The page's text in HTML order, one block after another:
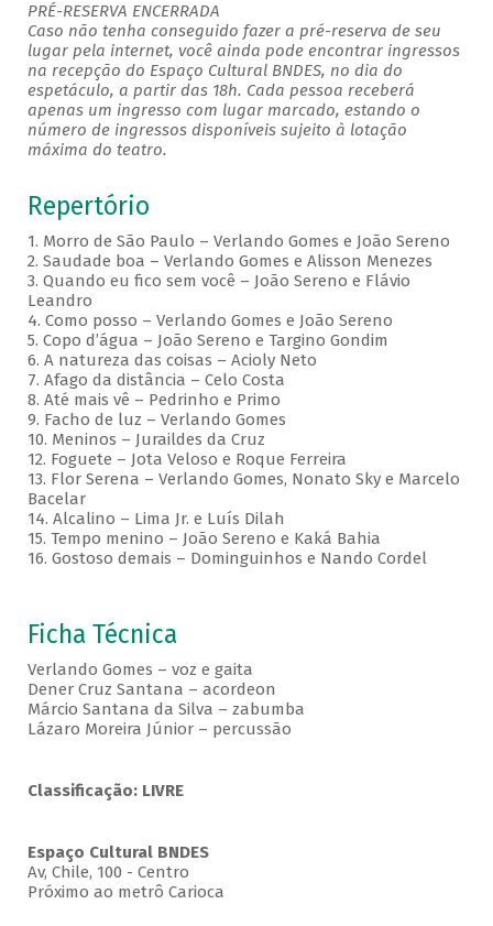
PRÉ-RESERVA ENCERRADA
Caso não tenha conseguido fazer a pré-reserva de seu
lugar pela internet, você ainda pode encontrar ingressos
na recepção do Espaço Cultural BNDES, no dia do
espetáculo, a partir das 18h. Cada pessoa receberá
apenas um ingresso com lugar marcado, estando o
número de ingressos disponíveis sujeito à lotação
máxima do teatro.
Repertório
1. Morro de São Paulo – Verlando Gomes e João Sereno
2. Saudade boa – Verlando Gomes e Alisson Menezes
3. Quando eu fico sem você – João Sereno e Flávio
Leandro
4. Como posso – Verlando Gomes e João Sereno
5. Copo d’água – João Sereno e Targino Gondim
6. A natureza das coisas – Acioly Neto
7. Afago da distância – Celo Costa
8. Até mais vê – Pedrinho e Primo
9. Facho de luz – Verlando Gomes
10. Meninos – Juraildes da Cruz
12. Foguete – Jota Veloso e Roque Ferreira
13. Flor Serena – Verlando Gomes, Nonato Sky e Marcelo
Bacelar
14. Alcalino – Lima Jr. e Luís Dilah
15. Tempo menino – João Sereno e Kaká Bahia
16. Gostoso demais – Dominguinhos e Nando Cordel
Ficha Técnica
Verlando Gomes – voz e gaita
Dener Cruz Santana – acordeon
Márcio Santana da Silva – zabumba
Lázaro Moreira Júnior – percussão
Classificação: LIVRE
Espaço Cultural BNDES
Av, Chile, 100 - Centro
Próximo ao metrô Carioca